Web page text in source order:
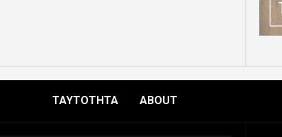
ΤΑΥΤΟΤΗΤΑ ABOUT